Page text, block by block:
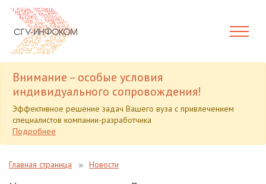
Внимание – особые условия
индивидуального сопровождения!
Эффективное решение задач Вашего вуза с привлечением
специалистов компании-разработчика
Подробнее
Главная страница Новости